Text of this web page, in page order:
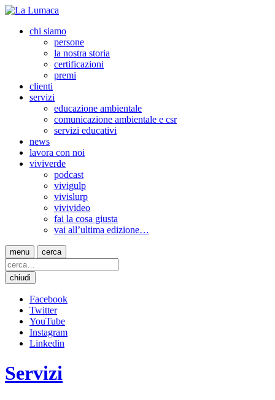
chi siamo
persone
la nostra storia
certificazioni
premi
clienti
servizi
educazione ambientale
comunicazione ambientale e csr
servizi educativi
news
lavora con noi
viviverde
podcast
vivigulp
vivislurp
vivivideo
fai la cosa giusta
vai all’ultima edizione…
menu cerca
chiudi
Facebook
Twitter
YouTube
Instagram
Linkedin
Servizi